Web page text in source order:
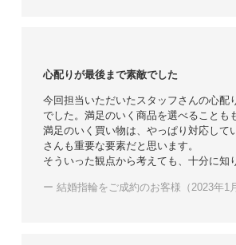
心配りが最後まで素敵でした
今回担当いただいたスタッフさんの心配
でした。満足のいく商品を選べることも
満足のいく買い物は、やっぱり対応して
さんも重要な要素だと思います。
そういった観点から考えても、十分に知
ー 結婚指輪をご成約のお客様（2023年1